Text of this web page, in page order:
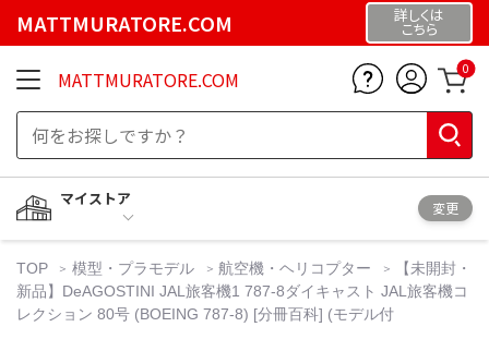
MATTMURATORE.COM 詳しくは
こちら
MATTMURATORE.COM 0
マイストア
変更
TOP 模型・プラモデル 航空機・ヘリコプター
【未開封・
新品】DeAGOSTINI JAL旅客機1 787-8ダイキャスト JAL旅客機コ
レクション 80号 (BOEING 787-8) [分冊百科] (モデル付